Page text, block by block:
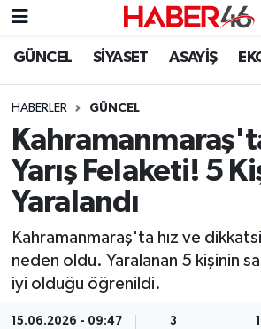
GÜNCEL SİYASET ASAYİŞ
HABERLER GÜNCEL
Yarış Felaketi! 5
Yaralandı
Kahramanmaraş'ta hız ve
neden oldu. Yaralanan 5 kişinin
iyi olduğu öğrenildi.
15.06.2026 - 09:47 3
GÜNCEL
SİYASET
EKONOMİ
SPOR
YAŞAM
TEKNOLOJİ
Nöbetçi Eczaneler
Hava Durumu
Kahramanmaraş Namaz
Trafik Durumu
Süper Lig Puan Durumu ve
Tüm Manşetler